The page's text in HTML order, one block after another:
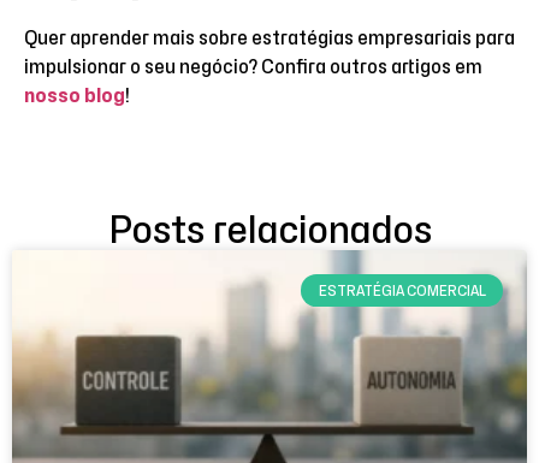
Quer aprender mais sobre estratégias empresariais para
impulsionar o seu negócio? Confira outros artigos em
nosso blog!
Posts relacionados
ESTRATÉGIA COMERCIAL